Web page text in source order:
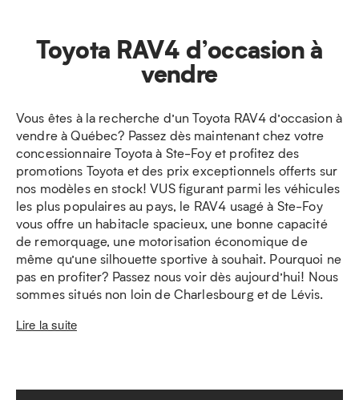
Toyota RAV4 d’occasion à
vendre
Vous êtes à la recherche d’un Toyota RAV4 d’occasion à
vendre à Québec? Passez dès maintenant chez votre
concessionnaire Toyota à Ste-Foy et profitez des
promotions Toyota et des prix exceptionnels offerts sur
nos modèles en stock! VUS figurant parmi les véhicules
les plus populaires au pays, le RAV4 usagé à Ste-Foy
vous offre un habitacle spacieux, une bonne capacité
de remorquage, une motorisation économique de
même qu’une silhouette sportive à souhait. Pourquoi ne
pas en profiter? Passez nous voir dès aujourd’hui! Nous
sommes situés non loin de Charlesbourg et de Lévis.
Lire la suite